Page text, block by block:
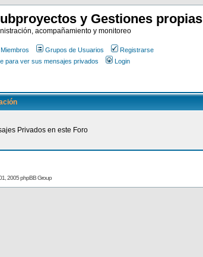
y Gestiones propias
acompañamiento y monitoreo
Miembros Grupos de Usuarios
Registrarse
para ver sus mensajes privados Login
Privados en este Foro
2005 phpBB Group